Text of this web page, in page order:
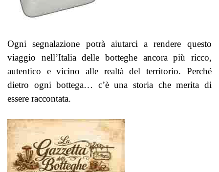
Ogni segnalazione potrà aiutarci a rendere questo
viaggio nell’Italia delle botteghe ancora più ricco,
autentico e vicino alle realtà del territorio. Perché
dietro ogni bottega… c’è una storia che merita di
essere raccontata.